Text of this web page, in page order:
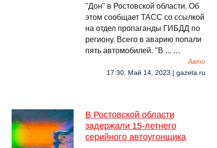
"Дон" в Ростовской области. Об
этом сообщает ТАСС со ссылкой
на отдел пропаганды ГИБДД по
региону. Всего в аварию попали
пять автомобилей. "В ... …
Авто
17:30, Май 14, 2023 | gazeta.ru
В Ростовской области
задержали 15-летнего
серийного автоугонщика